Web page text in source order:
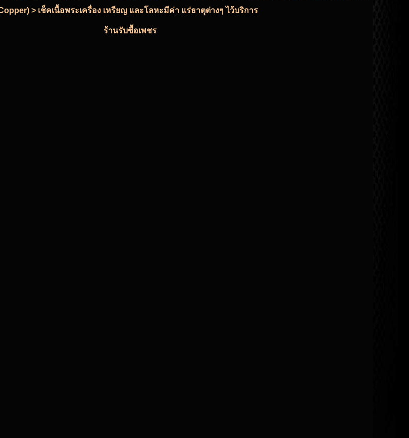
> เช็คเนื้อพระเครื่อง เหรียญ และโลหะมีค่า แร่ธาตุต่างๆ ไว้บริการ
ร้านรับซื้อเพชร